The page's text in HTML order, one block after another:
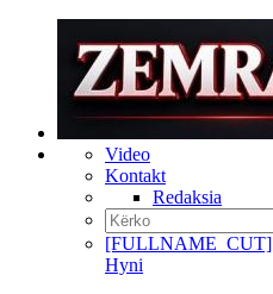
Video
Kontakt
Redaksia
[FULLNAME_CUT]
Hyni